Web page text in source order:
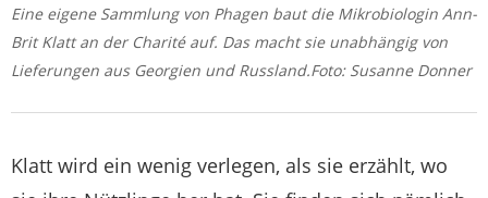
Eine eigene Sammlung von Phagen baut die Mikrobiologin Ann-
Brit Klatt an der Charité auf. Das macht sie unabhängig von
Lieferungen aus Georgien und Russland.Foto: Susanne Donner
Klatt wird ein wenig verlegen, als sie erzählt, wo